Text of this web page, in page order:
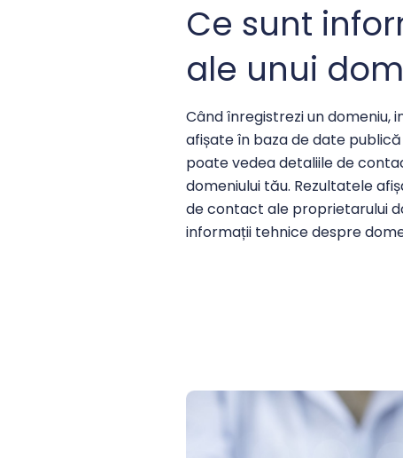
Ce sunt
ale unui
Când înregistrezi un
afișate în baza de date
poate vedea detaliile de
domeniului tău. Rezultatele
de contact ale proprietarului
informații tehnice despre